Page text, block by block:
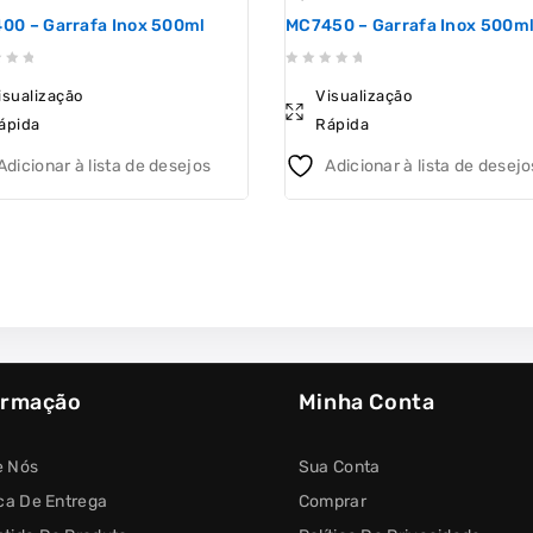
– Garrafa Inox 500ml
à lista de desejos
MC7450 – Garrafa Inox 500ml
Visualização
Rápida
Adicionar à lista de
Nós
De Entrega
Minha Conta
Sua Conta
Comprar